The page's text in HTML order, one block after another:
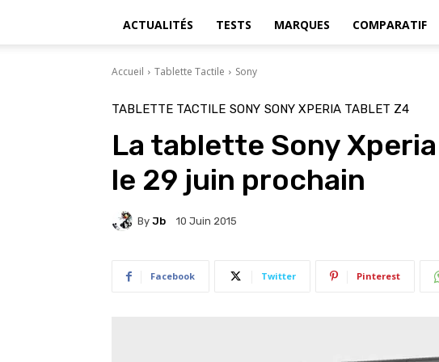
ACTUALITÉS TESTS MARQUES COMPARATIF
Accueil Tablette Tactile Sony
TABLETTE TACTILE SONY SONY XPERIA TABLET Z4
La tablette Sony
le 29 juin prochain
By Jb 10 Juin 2015
Facebook Twitter Pinterest